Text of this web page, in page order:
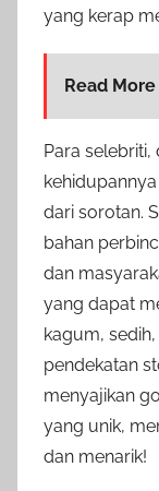
yang kerap
Read More
Para
dari sorotan.
bahan
dan
yang dapat
kagum,
pendekatan
menyajikan
yang unik,
dan menarik!